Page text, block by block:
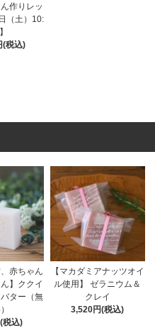
作りレッ
（土）10:
(税込)
、赤ちゃん
】ククイ
ター（無
税込)
【マカダミアナッツオイ
ル使用】 ゼラニウム＆
クレイ
3,520円(税込)